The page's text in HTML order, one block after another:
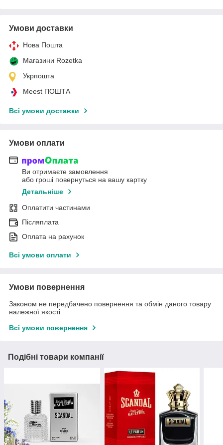
Умови доставки
Нова Пошта
Магазини Rozetka
Укрпошта
Meest ПОШТА
Всі умови доставки
Умови оплати
Ви отримаєте замовлення
або гроші повернуться на вашу картку
Детальніше
Оплатити частинами
Післяплата
Оплата на рахунок
Всі умови оплати
Умови повернення
Законом не передбачено повернення та обмін даного товару
належної якості
Всі умови повернення
Подібні товари компанії